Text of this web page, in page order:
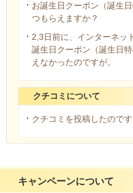
お誕生日クーポン（誕生
つもらえますか？
2,3日前に、インターネッ
誕生日クーポン（誕生日
えなかったのですが。
クチコミについて
クチコミを投稿したので
キャンペーンについて